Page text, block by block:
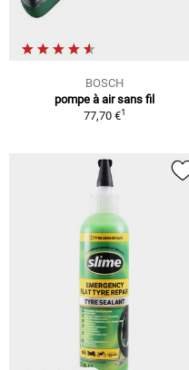
BOSCH
pompe à air sans fil
77,70 €1